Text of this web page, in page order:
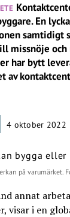
En
samtidigt
missnöje
har bytt
av
4 oktober 2022
på varumärket.
annat
visar i en